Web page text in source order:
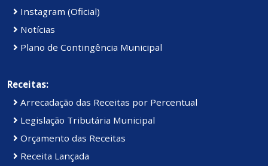
Instagram (Oficial)
Notícias
Plano de Contingência Municipal
Receitas:
Arrecadação das Receitas por Percentual
Legislação Tributária Municipal
Orçamento das Receitas
Receita Lançada